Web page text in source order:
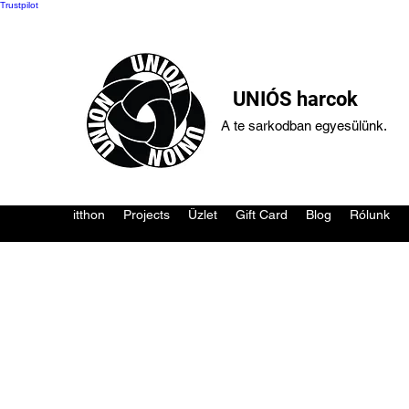
Trustpilot
UNIÓS harcok
A te sarkodban egyesülünk.
itthon Projects Üzlet Gift Card Blog Rólunk